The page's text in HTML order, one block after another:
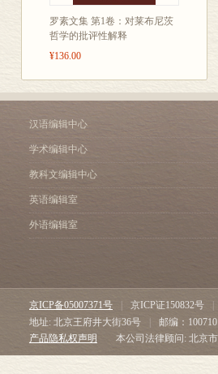
罗素文集 第1卷：对莱布尼茨
哲学的批评性解释
¥136.00
汉语编辑中心
学术编辑中心
教科文编辑中心
英语编辑室
外语编辑室
京ICP备05007371号 京ICP证150832号
地址: 北京王府井大街36号
邮编：100710
产品隐私权声明
本公司法律顾问: 北京